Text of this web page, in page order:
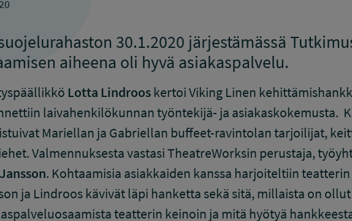
30.1.2020 järjestämässä
aiheena oli hyvä asiakaspalvelu.
Lotta Lindrooskertoi Viking Linen
laivahenkilökunnan työntekijä- ja asiakaskokemusta.
Mariellan ja Gabriellan buffeet-ravintolan tarjoilijat,
Valmennuksesta vastasi TheatreWorksin perustaja,
. Kohtaamisia asiakkaiden kanssa harjoiteltiin
ja Lindroos kävivät läpi hanketta sekä sitä, millaista on
teatterin keinoin ja mitä hyötyä